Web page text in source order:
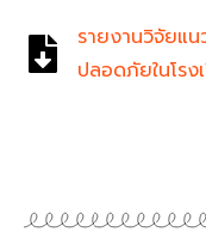
รายงานวิจัยแ
ปลอดภัยในโร